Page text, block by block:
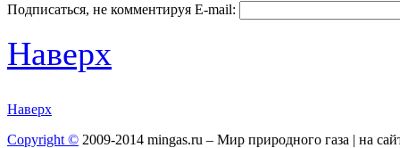
Подписаться, не комментируя E-mail:
Наверх
Наверх
Copyright © 2009-2014 mingas.ru – Мир природного газа | на